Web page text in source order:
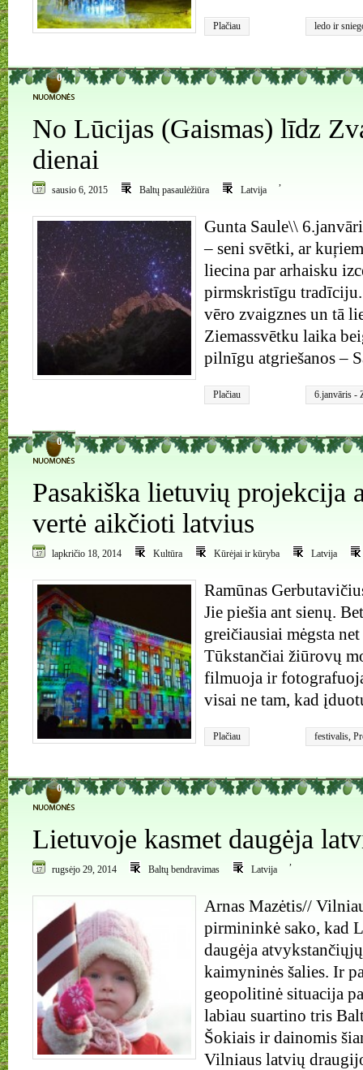
Plačiau ledo ir
0
No Lūcijas (Gaismas) līdz
dienai
sausio 6, 2015 Baltų pasaulėžiūra
,
Latvija
Gunta Saule\\
– seni svētki, ar
liecina par arhaisku
pirmskristīgu
vēro zvaigznes un tā
Ziemassvētku laika
pilnīgu atgriešanos –
Plačiau
6.janvāris -
0
Pasakiška lietuvių projekcija
vertė aikčioti latvius
lapkričio 18, 2014 Kultūra Kūrėjai ir kūryba Latvija
Ramūnas
Jie piešia ant sienų.
greičiausiai mėgsta
Tūkstančiai žiūrovų
filmuoja ir
visai ne tam, kad
Plačiau festivalis,
0
Lietuvoje kasmet daugėja
rugsėjo 29, 2014 Baltų bendravimas
,
Latvija
Arnas Mazėtis//
pirmininkė sako, kad
daugėja
kaimyninės šalies. Ir
geopolitinė situacija
labiau suartino tris
Šokiais ir dainomis
Vilniaus latvių